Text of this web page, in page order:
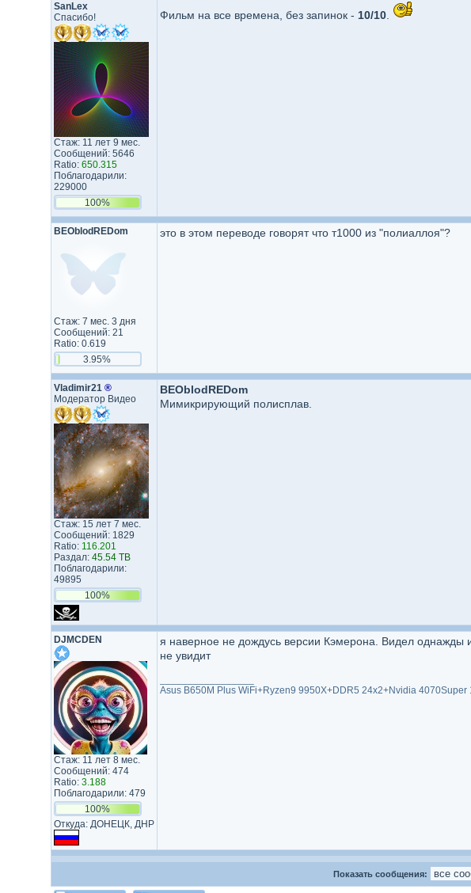
SanLex
Спасибо!
Стаж: 11 лет 9 мес.
Сообщений: 5646
Ratio: 650.315
Поблагодарили:
229000
100%
Фильм на все времена, без запинок - 10/10.
BEOblodREDom
Стаж: 7 мес. 3 дня
Сообщений: 21
Ratio: 0.619
3.95%
это в этом переводе говорят что т1000 из "полиаллоя"?
Vladimir21 ®
Модератор Видео
Стаж: 15 лет 7 мес.
Сообщений: 1829
Ratio: 116.201
Раздал: 45.54 TB
Поблагодарили:
49895
100%
BEOblodREDom
Мимикрирующий полисплав.
DJMCDEN
Стаж: 11 лет 8 мес.
Сообщений: 474
Ratio: 3.188
Поблагодарили: 479
100%
Откуда: ДОНЕЦК, ДНР
я наверное не дождусь версии Кэмерона. Видел однажды
не увидит
Asus B650M Plus WiFi+Ryzen9 9950X+DDR5 24x2+Nvidia
Показать сообщения: